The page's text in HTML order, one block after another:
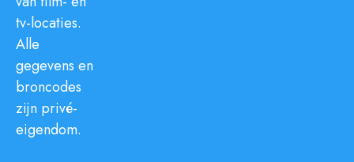
tv-locaties.
Alle
gegevens en
broncodes
zijn privé-
eigendom.